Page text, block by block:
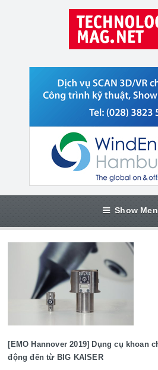
Show
[EMO Hannover 2019] Dụng cụ khoan
động đến từ BIG KAISER